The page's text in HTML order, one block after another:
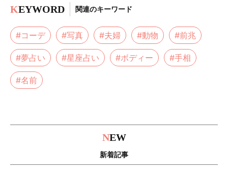
KEYWORD 関連のキーワード
#コーデ #写真 #夫婦 #動物 #前兆
#夢占い #星座占い #ボディー #手相
#名前
NEW
新着記事